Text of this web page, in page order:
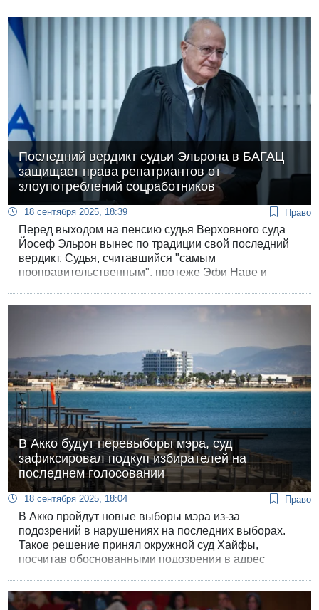
Последний вердикт судьи Эльрона в БАГАЦ
защищает права репатриантов от
злоупотреблений соцработников
18 сентября 2025, 18:39 Право
Перед выходом на пенсию судья Верховного суда
Йосеф Эльрон вынес по традиции свой последний
вердикт. Судья, считавшийся "самым
проправительственным", протеже Эфи Наве и
В Акко будут перевыборы мэра, суд
зафиксировал подкуп избирателей на
последнем голосовании
18 сентября 2025, 18:04 Право
В Акко пройдут новые выборы мэра из-за
подозрений в нарушениях на последних выборах.
Такое решение принял окружной суд Хайфы,
посчитав обоснованными подозрения в адрес
выборах были куплены голоса избирателей.